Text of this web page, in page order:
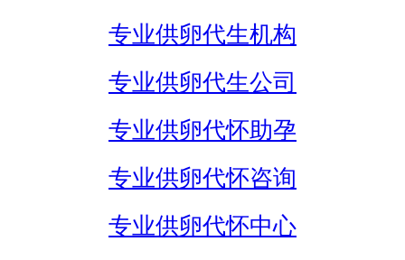
专业供卵代生机构
专业供卵代生公司
专业供卵代怀助孕
专业供卵代怀咨询
专业供卵代怀中心